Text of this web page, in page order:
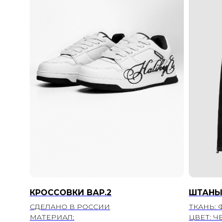
КРОССОВКИ ВАР.2
СДЕЛАНО В РОССИИ
МАТЕРИАЛ:
ТКАНЬ:
ЦВЕТ: